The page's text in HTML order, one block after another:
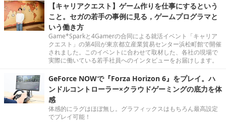
【キャリアクエスト】ゲーム作りを仕事にするという
こと。セガの若手の事例に見る，ゲームプログラマと
いう働き方
Game*Sparkと4Gamerの合同による就活イベント「キャリア
クエスト」の第4回が東京都立産業貿易センター浜松町館で開催
されました。このイベントに合わせて取材した、各社の現場で
実際に働いている若手社員へのインタビューをお届けします。
GeForce NOWで『Forza Horizon 6』をプレイ。ハ
ンドルコントローラー×クラウドゲーミングの底力を体
感
体感的にラグはほぼ無し。グラフィックスはもちろん最高設定
でプレイ可能！